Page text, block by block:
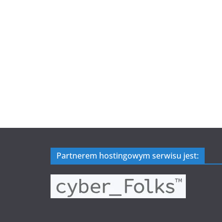
Partnerem hostingowym serwisu jest: